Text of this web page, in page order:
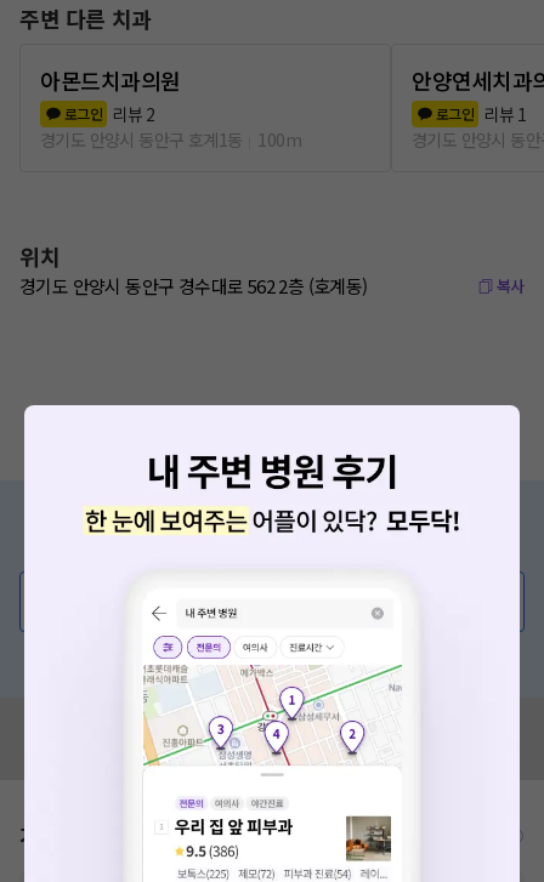
주변 다른 치과
아몬드치과의원
로그인 리뷰 2
경기도 안양시 동안구 호계1동
100m
안양연세치과
로그인 리뷰 1
경기도 안양시 동
위치
경기도 안양시 동안구 경수대로 562 2층 (호계동) 복사
증상/치료, 궁금한 점이 있나요?
💬 무엇이든 물어보세요
혹은, 의료상담 서비스에 다양한 게시글 보러가기
혹시 잘못된 병원정보가 있나요?
모두닥 팀에 알려주세요!
가격표 비급여/급여 진료란?